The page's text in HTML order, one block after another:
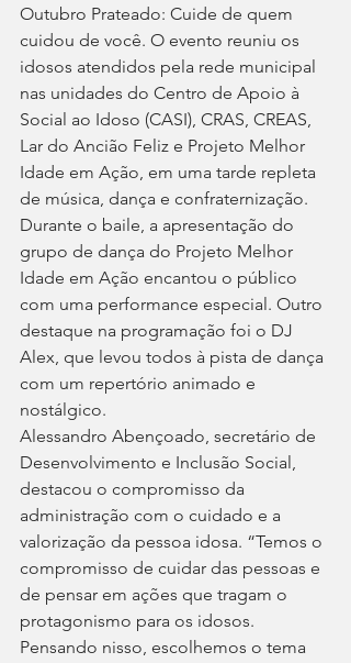
Outubro Prateado: Cuide de quem
cuidou de você. O evento reuniu os
idosos atendidos pela rede municipal
nas unidades do Centro de Apoio à
Social ao Idoso (CASI), CRAS, CREAS,
Lar do Ancião Feliz e Projeto Melhor
Idade em Ação, em uma tarde repleta
de música, dança e confraternização.
Durante o baile, a apresentação do
grupo de dança do Projeto Melhor
Idade em Ação encantou o público
com uma performance especial. Outro
destaque na programação foi o DJ
Alex, que levou todos à pista de dança
com um repertório animado e
nostálgico.
Alessandro Abençoado, secretário de
Desenvolvimento e Inclusão Social,
destacou o compromisso da
administração com o cuidado e a
valorização da pessoa idosa. “Temos o
compromisso de cuidar das pessoas e
de pensar em ações que tragam o
protagonismo para os idosos.
Pensando nisso, escolhemos o tema